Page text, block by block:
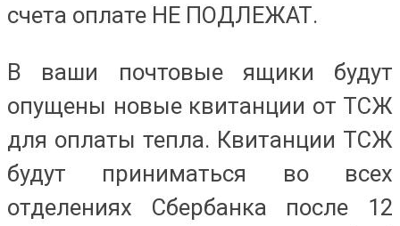
счета оплате НЕ ПОДЛЕЖАТ.
В ваши почтовые ящики будут
опущены новые квитанции от ТСЖ
для оплаты тепла. Квитанции ТСЖ
будут приниматься во всех
отделениях Сбербанка после 12